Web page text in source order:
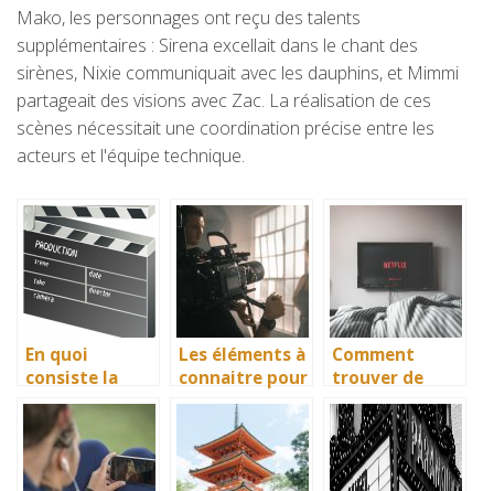
Mako, les personnages ont reçu des talents
supplémentaires : Sirena excellait dans le chant des
sirènes, Nixie communiquait avec les dauphins, et Mimmi
partageait des visions avec Zac. La réalisation de ces
scènes nécessitait une coordination précise entre les
acteurs et l'équipe technique.
En quoi
consiste la
cérémonie des
César?
Les éléments à
connaitre pour
devenir
comédien
Comment
trouver de
nouvelles idées
à regarder le
soir ?